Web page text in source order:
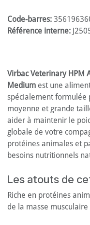
Code-barres:
Référence interne:
Virbac Veterinary HPM
Medium est une
spécialement formulée
moyenne et grande
aider à maintenir le
globale de votre
protéines animales et
besoins nutritionnels
Les atouts de
Riche en protéines
de la masse